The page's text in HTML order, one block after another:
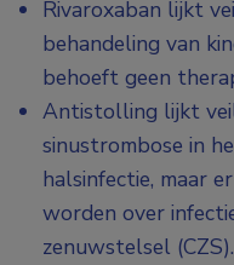
Rivaroxaban lijkt
behandeling van
behoeft geen
Antistolling lijkt
sinustrombose in
halsinfectie, maar
worden over
zenuwstelsel (CZS).